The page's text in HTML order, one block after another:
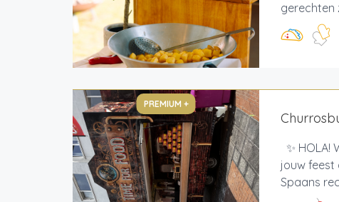
gerechten
PREMIUM +
✨ HOLA!
jouw feest
Spaans